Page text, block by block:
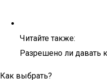
Читайте также:
Разрешено ли давать
Как выбрать?